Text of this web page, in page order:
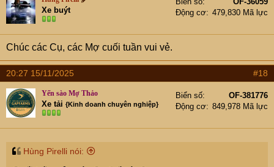
i
o
n
s
:
Xe buýt
Động cơ
479,830 Mã lực
Chúc các Cụ, các Mợ cuối tuần vui vẻ.
20:27 15/11/2025 #18
Yến sào Mợ Thảo
Xe tải {Kinh doanh chuyên nghiệp}
Biển số
OF-381776
Động cơ
849,978 Mã lực
Hùng Pirelli nói: